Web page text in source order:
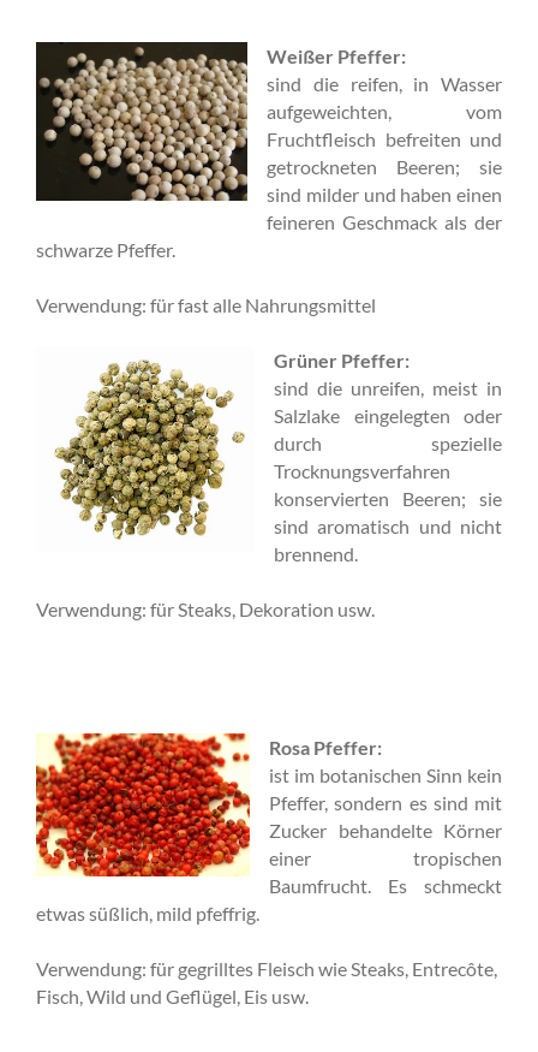
Weißer Pfeffer:
sind die reifen, in Wasser
aufgeweichten, vom
Fruchtfleisch befreiten und
getrockneten Beeren; sie
sind milder und haben einen
feineren Geschmack als der
schwarze Pfeffer.
Verwendung: für fast alle Nahrungsmittel
Grüner Pfeffer:
sind die unreifen, meist in
Salzlake eingelegten oder
durch spezielle
Trocknungsverfahren
konservierten Beeren; sie
sind aromatisch und nicht
brennend.
Verwendung: für Steaks, Dekoration usw.
Rosa Pfeffer:
ist im botanischen Sinn kein
Pfeffer, sondern es sind mit
Zucker behandelte Körner
einer tropischen
Baumfrucht. Es schmeckt
etwas süßlich, mild pfeffrig.
Verwendung: für gegrilltes Fleisch wie Steaks, Entrecôte,
Fisch, Wild und Geflügel, Eis usw.